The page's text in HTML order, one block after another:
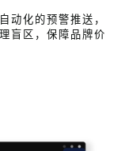
动化的预警推送，
盲区，保障品牌价